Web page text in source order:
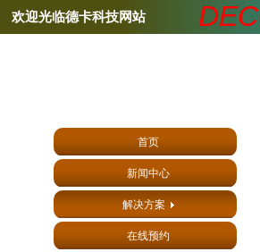
欢迎光临德卡科技网站
首页
新闻中心
解决方案
在线预约